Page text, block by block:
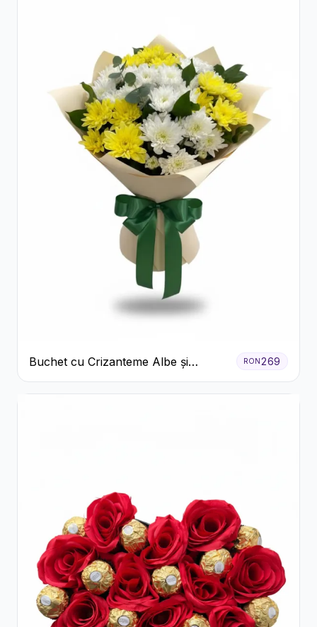
Buchet cu Crizanteme Albe și
Galbene
RON 269